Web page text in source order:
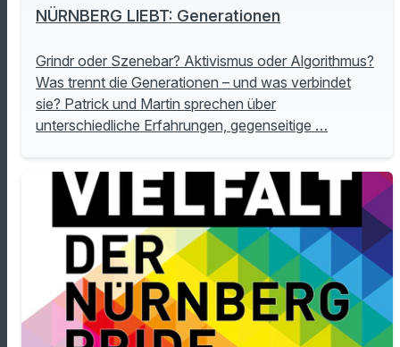
NÜRNBERG LIEBT: Generationen
Grindr oder Szenebar? Aktivismus oder Algorithmus?
Was trennt die Generationen – und was verbindet
sie? Patrick und Martin sprechen über
unterschiedliche Erfahrungen, gegenseitige …